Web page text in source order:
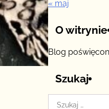
« maj
O witrynie
Blog
Szukaj
Szukaj: